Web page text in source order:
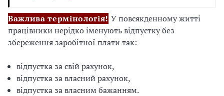
Важлива термінологія! У повсякденному житті
працівники нерідко іменують відпустку без
збереження заробітної плати так:
відпустка за свій рахунок,
відпустка за власний рахунок,
відпустка за власним бажанням.